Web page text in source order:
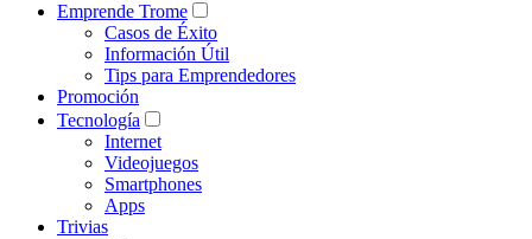
Emprende Trome
Casos de Éxito
Información Útil
Tips para Emprendedores
Promoción
Tecnología
Internet
Videojuegos
Smartphones
Apps
Trivias